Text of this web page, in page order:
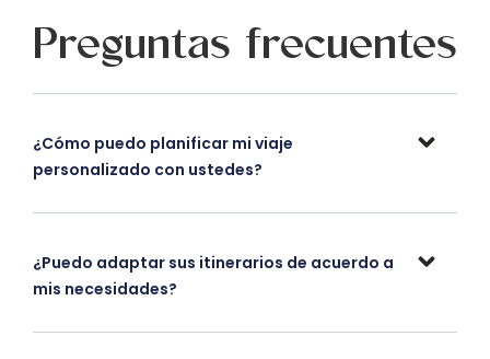
Preguntas frecuentes
¿Cómo puedo planificar mi viaje
personalizado con ustedes?
¿Puedo adaptar sus itinerarios de acuerdo a
mis necesidades?